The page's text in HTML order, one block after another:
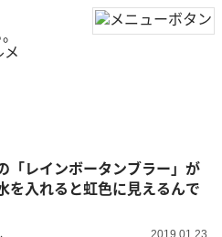
「レインボータンブラー」が
を入れると虹色に見えるんで
2019.01.23